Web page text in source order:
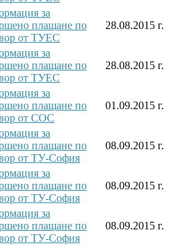
за
плащане по
от ТУЕС
28.08.2015 г.
за
плащане по
от ТУЕС
28.08.2015 г.
за
плащане по
от СОС
01.09.2015 г.
за
плащане по
от ТУ-София
08.09.2015 г.
за
плащане по
от ТУ-София
08.09.2015 г.
за
плащане по
от ТУ-София
08.09.2015 г.